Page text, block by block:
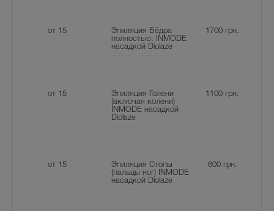
от 15
Эпиляция Бёдра
полностью, INMODE
насадкой Diolaze
1700 грн.
от 15
Эпиляция Голени
(включая колени)
INMODE насадкой
Diolaze
1100 грн.
от 15
Эпиляция Стопы
(пальцы ног) INMODE
насадкой Diolaze
600грн.